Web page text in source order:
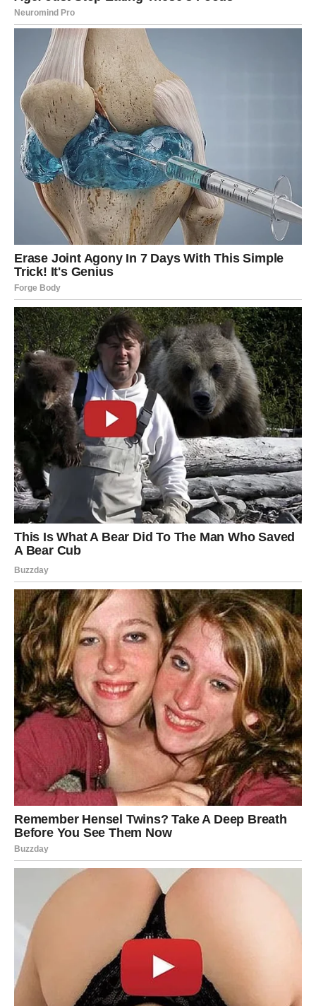
⋆ KNJIGA SA RECEPTIMA ⋆
Upiši svoj email i preuzmi BESPLATNU
knjigu s receptima! Uživaj u jednostavnim
i ukusnim jelima koja će osvojiti tvoje
najdraže.
Jednim klikom preuzmi knjigu s najboljim
receptima!